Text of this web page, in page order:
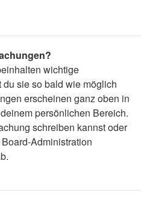
wichtige
sie so bald wie möglich
erscheinen ganz oben in
persönlichen Bereich.
schreiben kannst oder
Administration